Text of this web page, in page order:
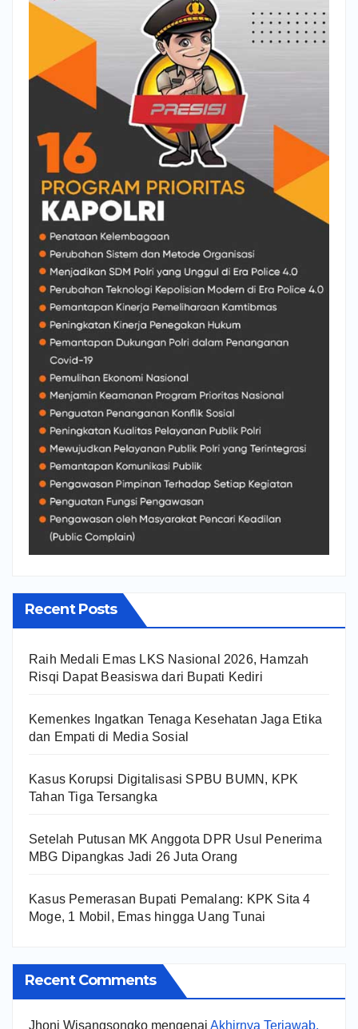
Recent Posts
Raih Medali Emas LKS Nasional 2026, Hamzah
Risqi Dapat Beasiswa dari Bupati Kediri
Kemenkes Ingatkan Tenaga Kesehatan Jaga Etika
dan Empati di Media Sosial
Kasus Korupsi Digitalisasi SPBU BUMN, KPK
Tahan Tiga Tersangka
Setelah Putusan MK Anggota DPR Usul Penerima
MBG Dipangkas Jadi 26 Juta Orang
Kasus Pemerasan Bupati Pemalang: KPK Sita 4
Moge, 1 Mobil, Emas hingga Uang Tunai
Recent Comments
Jhoni Wisangsongko mengenai Akhirnya Terjawab,